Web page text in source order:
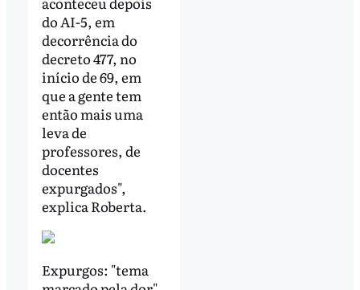
do AI-5, em
decorrência do
decreto 477, no
início de 69, em
que a gente tem
então mais uma
leva de
professores, de
docentes
expurgados",
explica Roberta.
Expurgos: "tema